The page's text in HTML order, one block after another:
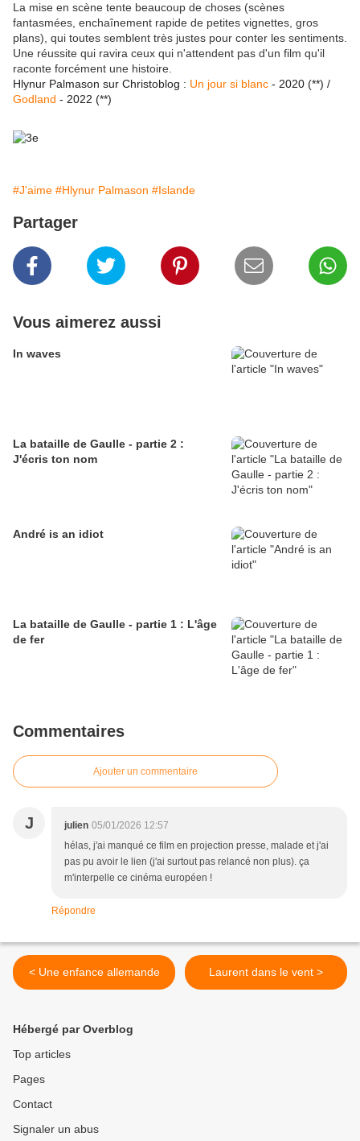
La mise en scène tente beaucoup de choses (scènes
fantasmées, enchaînement rapide de petites vignettes, gros
plans), qui toutes semblent très justes pour conter les sentiments.
Une réussite qui ravira ceux qui n'attendent pas d'un film qu'il
raconte forcément une histoire.
Hlynur Palmason sur Christoblog : Un jour si blanc - 2020 (**) /
Godland - 2022 (**)
#J'aime #Hlynur Palmason #Islande
Partager
Vous aimerez aussi
In waves
La bataille de Gaulle - partie 2 :
J'écris ton nom
André is an idiot
La bataille de Gaulle - partie 1 : L'âge
de fer
Commentaires
Ajouter un commentaire
J julien 05/01/2026 12:57
hélas, j'ai manqué ce film en projection presse, malade et j'ai
pas pu avoir le lien (j'ai surtout pas relancé non plus). ça
m'interpelle ce cinéma européen !
Répondre
< Une enfance allemande Laurent dans le vent >
Hébergé par Overblog
Top articles
Pages
Contact
Signaler un abus